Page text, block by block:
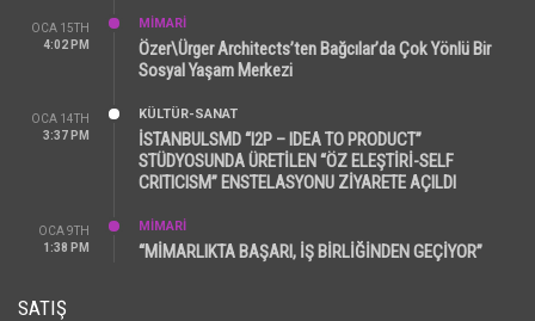
OCA 15TH
4:02 PM
MİMARİ
Özer\Ürger Architects’ten Bağcılar’da Çok Yönlü Bir
Sosyal Yaşam Merkezi
OCA 14TH
3:37 PM
KÜLTÜR-SANAT
İSTANBULSMD “I2P – IDEA TO PRODUCT”
STÜDYOSUNDA ÜRETİLEN “ÖZ ELEŞTİRİ-SELF
CRITICISM” ENSTELASYONU ZİYARETE AÇILDI
OCA 9TH
1:38 PM
MİMARİ
“MİMARLIKTA BAŞARI, İŞ BİRLİĞİNDEN GEÇİYOR”
SATIŞ